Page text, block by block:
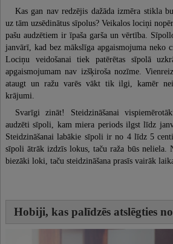
Kas gan nav redzējis dažāda izmēra stikla
uz tām uzsēdinātus sīpolus? Veikalos lociņi
pašu audzētiem ir īpaša garša un vērtība.
janvārī, kad bez mākslīga apgaismojuma neko
Lociņu veidošanai tiek patērētas sīpolā
apgaismojumam nav izšķiroša nozīme.
ataugt un ražu varēs vākt tik ilgi, kamēr
krājumi.
Svarīgi zināt! Steidzināšanai
audzēti sīpoli, kam miera periods ilgst līdz
Steidzināšanai labākie sīpoli ir no 4 līdz 5
sīpoli ātrāk izdzīs lokus, taču raža būs neliela.
biezāki loki, taču steidzināšana prasīs vairāk
Hobiji, kas palīdzēs atslēgties